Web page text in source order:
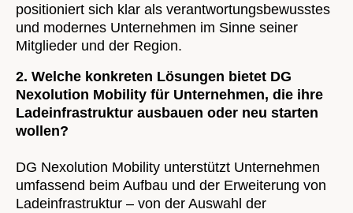
positioniert sich klar als verantwortungsbewusstes
und modernes Unternehmen im Sinne seiner
Mitglieder und der Region.
2. Welche konkreten Lösungen bietet DG
Nexolution Mobility für Unternehmen, die ihre
Ladeinfrastruktur ausbauen oder neu starten
wollen?
DG Nexolution Mobility unterstützt Unternehmen
umfassend beim Aufbau und der Erweiterung von
Ladeinfrastruktur – von der Auswahl der